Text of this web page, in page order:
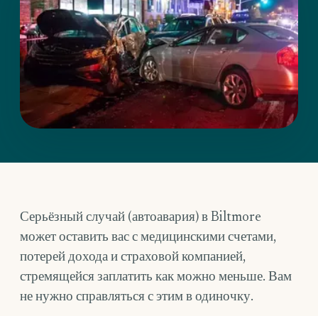
Серьёзный случай (автоавария) в Biltmore
может оставить вас с медицинскими счетами,
потерей дохода и страховой компанией,
стремящейся заплатить как можно меньше. Вам
не нужно справляться с этим в одиночку.